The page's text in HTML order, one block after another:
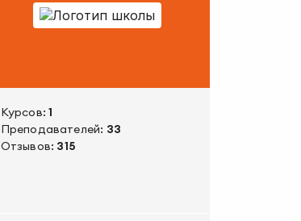
Курсов:1
Преподавателей: 33
Отзывов: 315